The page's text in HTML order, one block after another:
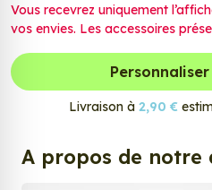
Vous recevrez uniquement
vos envies. Les accessoires
Livraison à 2,90 €
A propos de notre